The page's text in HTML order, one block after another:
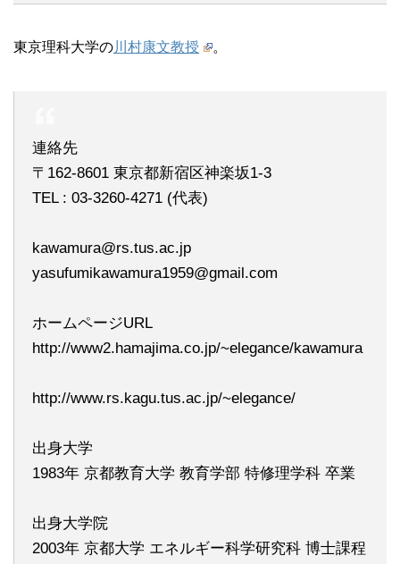
東京理科大学の川村康文教授 。
連絡先
〒162-8601 東京都新宿区神楽坂1-3
TEL : 03-3260-4271 (代表)
kawamura@rs.tus.ac.jp
yasufumikawamura1959@gmail.com
ホームページURL
http://www2.hamajima.co.jp/~elegance/kawamura
http://www.rs.kagu.tus.ac.jp/~elegance/
出身大学
1983年 京都教育大学 教育学部 特修理学科 卒業
出身大学院
2003年 京都大学 エネルギー科学研究科 博士課程